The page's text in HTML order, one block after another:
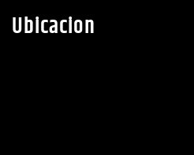
Ubicacion